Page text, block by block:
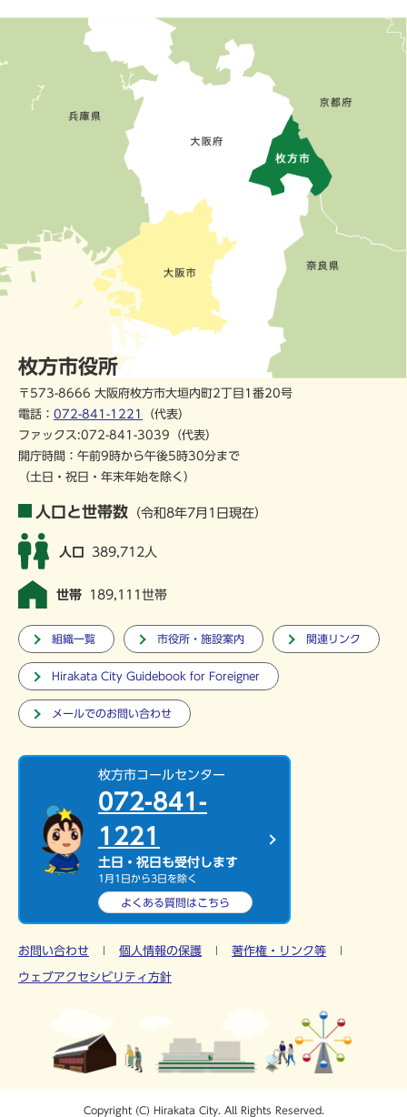
枚方市役所
〒573-8666 大阪府枚方市大垣内町2丁目1番20号
電話： 072-841-1221
（代表）
ファックス:072-841-3039（代表）
開庁時間：午前9時から午後5時30分まで
（土日・祝日・年末年始を除く）
人口と世帯数 （令和8年7月1日現在）
人口 389,712人
世帯 189,111世帯
組織一覧 市役所・施設案内 関連リンク
Hirakata City Guidebook for Foreigner
メールでのお問い合わせ
枚方市コールセンター
072-841-
1221
土日・祝日も受付します
1月1日から3日を除く
よくある質問はこちら
お問い合わせ 個人情報の保護 著作権・リンク等
ウェブアクセシビリティ方針
Copyright (C) Hirakata City. All Rights Reserved.